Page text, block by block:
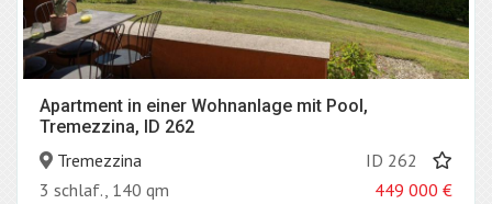
Apartment in einer Wohnanlage mit Pool,
Tremezzina, ID 262
Tremezzina
ID 262
3 schlaf., 140 qm
449 000 €